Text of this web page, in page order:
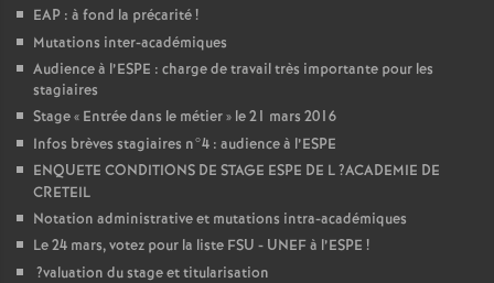
EAP : à fond la précarité!
Mutations inter-académiques
Audience à l’ESPE : charge de travail très importante pour les
stagiaires
Stage « Entrée dans le métier» le 21 mars 2016
Infos brèves stagiaires n°4 : audience à l’ESPE
ENQUETE CONDITIONS DE STAGE ESPE DE L?ACADEMIE DE
CRETEIL
Notation administrative et mutations intra-académiques
Le 24 mars, votez pour la liste FSU - UNEFà l’ESPE !
?valuation du stage et titularisation